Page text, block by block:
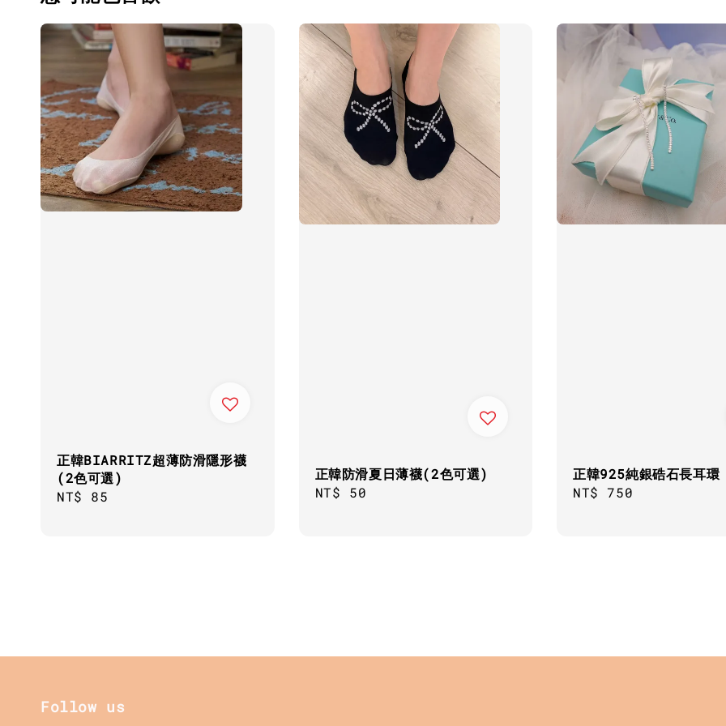
正韓BIARRITZ超薄防滑隱形襪
(2色可選)
Regular
NT$ 85
正韓防滑夏日薄襪(2色可選)
Regular
NT$ 50
正韓925純銀硞石長耳環
Regular
NT$ 750
Follow us